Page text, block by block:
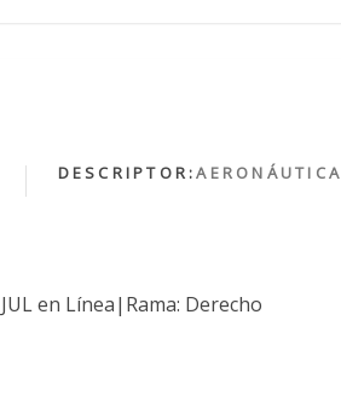
DESCRIPTOR:AERONÁUTICA
en Línea|Rama: Derecho